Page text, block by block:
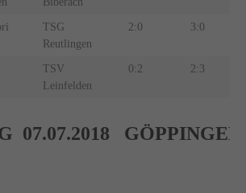
TSG
Reutlingen
2:0 3:0
TSV
Leinfelden
0:2 2:3
07.07.2018 GÖPPINGEN